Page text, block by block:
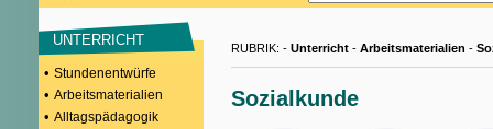
UNTERRICHT
• Stundenentwürfe
• Arbeitsmaterialien
• Alltagspädagogik
RUBRIK: - Unterricht - Arbeitsmaterialien -
Sozialkunde